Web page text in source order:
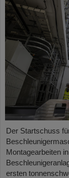
Der Startschuss
Montagearbeiten
ersten